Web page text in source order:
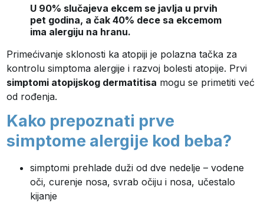
U 90% slučajeva ekcem se javlja u prvih
pet godina, a čak 40% dece sa ekcemom
ima alergiju na hranu.
Primećivanje sklonosti ka atopiji je polazna tačka za
kontrolu simptoma alergije i razvoj bolesti atopije. Prvi
simptomi atopijskog dermatitisa mogu se primetiti već
od rođenja.
Kako prepoznati prve
simptome alergije kod beba?
simptomi prehlade duži od dve nedelje – vodene
oči, curenje nosa, svrab očiju i nosa, učestalo
kijanje